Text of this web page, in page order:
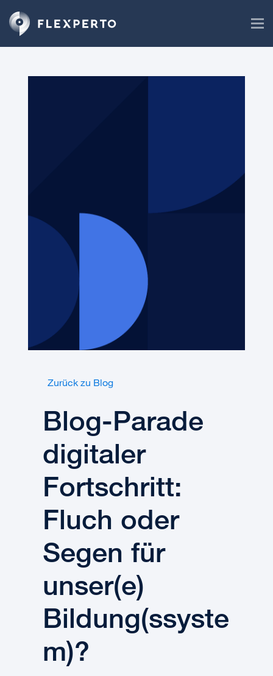
Zurück zu Blog
Blog-Parade
digitaler
Fortschritt:
Fluch oder
Segen für
unser(e)
Bildung(ssyste
m)?